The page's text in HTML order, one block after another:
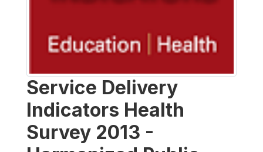
Service Delivery
Indicators Health
Survey 2013 -